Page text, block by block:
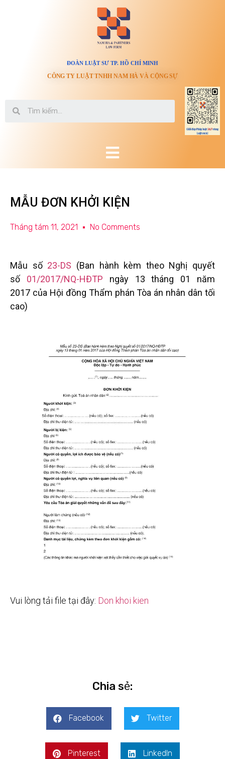
ĐOÀN LUẬT SƯ TP. HỒ CHÍ MINH
CÔNG TY LUẬT TNHH NAM HÀ VÀ CỘNG SỰ
MẪU ĐƠN KHỞI KIỆN
Tháng tám 11, 2021 No Comments
Mẫu số 23-DS (Ban hành kèm theo Nghị quyết
số 01/2017/NQ-HĐTP ngày 13 tháng 01 năm
2017 của Hội đồng Thẩm phán Tòa án nhân dân tối
cao)
Vui lòng tải file tại đây: Don khoi kien
Chia sẻ:
Facebook Twitter
Pinterest LinkedIn